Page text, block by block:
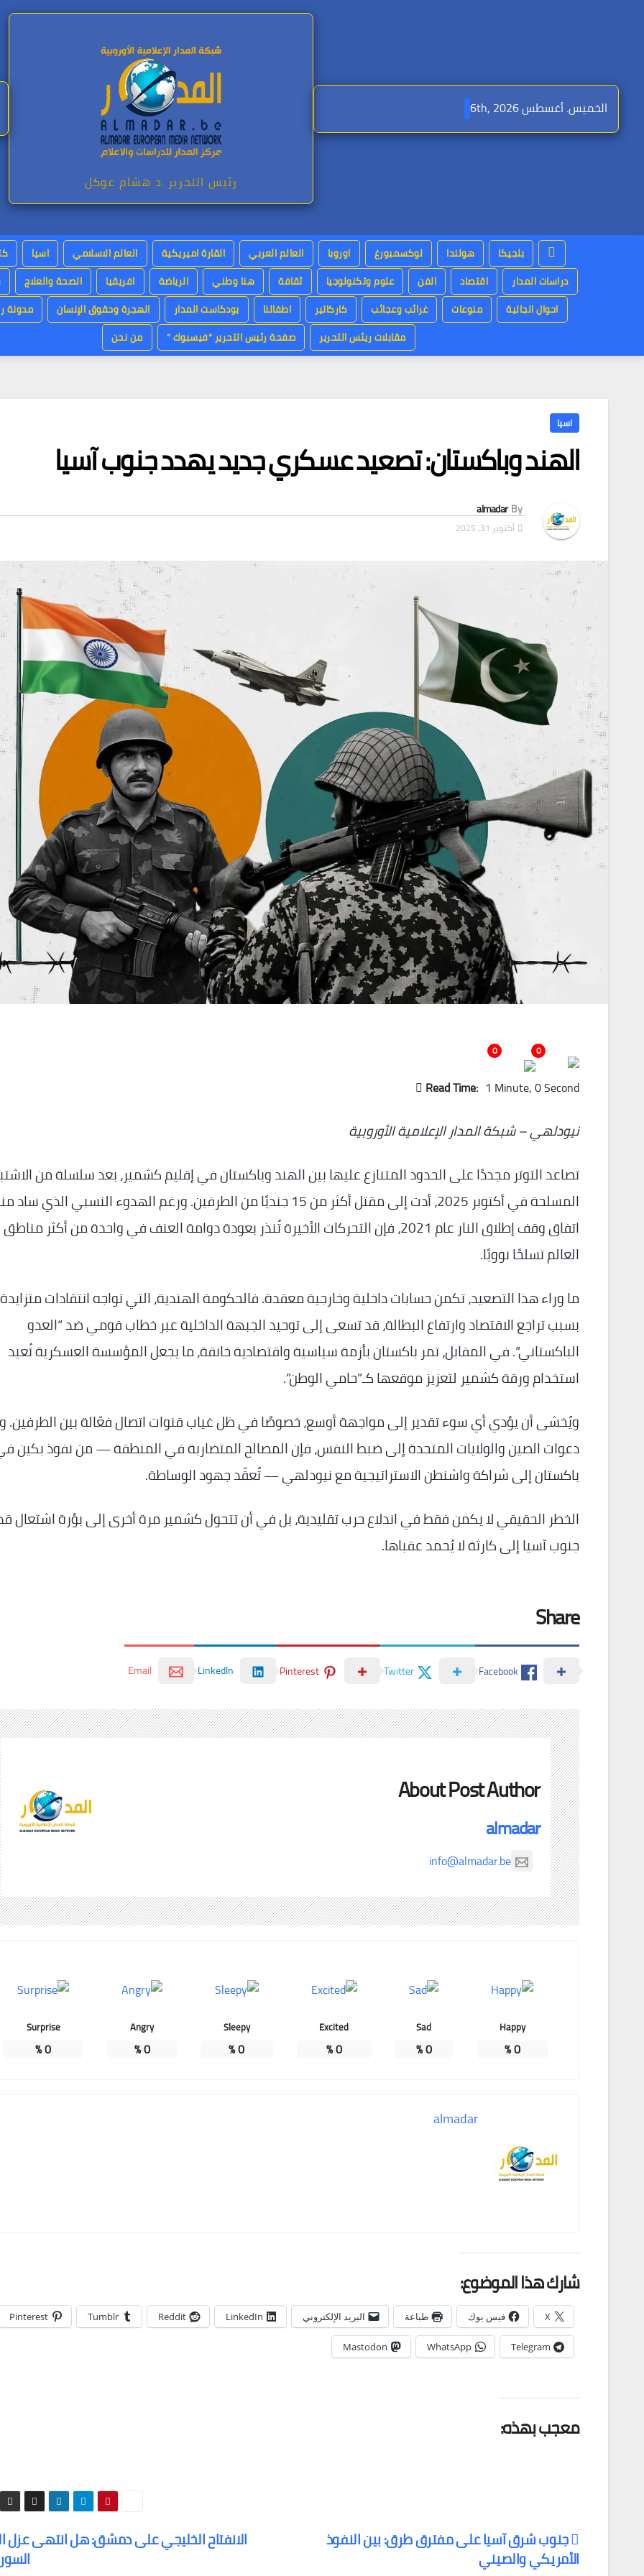
الخميس. أغسطس 6th, 2026
رئيس التحرير .د هشام عوكل
بلجيكا هولندا لوكسمبورغ اوروبا العالم العربي القارة اميريكية العالم الاسلامي اسيا
دراسات المدار
اقتصاد الفن علوم وتكنولوجيا ثقافة هنا وطني الرياضة افريقيا الصحة والعلاج
احوال الجالية
منوعات غرائب وعجائب كاركاتير اطفالنا بودكاست المدار الهجرة وحقوق الإنسان
مدونة
مقابلات ريئس التحرير
صفحة رئيس التحرير “فيسبوك “ من نحن
اسيا
الهند وباكستان: تصعيد عسكري جديد يهدد جنوب آسيا
By
almadar
أكتوبر 31, 2025
0
0
Read Time: 1 Minute, 0 Second
نيودلهي – شبكة المدار الإعلامية الأوروبية
تصاعد التوتر مجددًا على الحدود المتنازع عليها بين الهند وباكستان في إقليم كشمير، بعد سلسلة من
المسلحة في أكتوبر 2025، أدت إلى مقتل أكثر من 15 جنديًا من الطرفين. ورغم الهدوء النسبي الذي ساد
اتفاق وقف إطلاق النار عام 2021، فإن التحركات الأخيرة تُنذر بعودة دوامة العنف في واحدة من أكثر مناطق
العالم تسلحًا نوويًا.
ما وراء هذا التصعيد، تكمن حسابات داخلية وخارجية معقدة. فالحكومة الهندية، التي تواجه انتقادات متزايدة
بسبب تراجع الاقتصاد وارتفاع البطالة، قد تسعى إلى توحيد الجبهة الداخلية عبر خطاب قومي ضد “العدو
الباكستاني”. في المقابل، تمر باكستان بأزمة سياسية واقتصادية خانقة، ما يجعل المؤسسة العسكرية تُعيد
استخدام ورقة كشمير لتعزيز موقعها كـ”حامي الوطن”.
ويُخشى أن يؤدي أي سوء تقدير إلى مواجهة أوسع، خصوصًا في ظل غياب قنوات اتصال فعّالة بين الطرفين.
دعوات الصين والولايات المتحدة إلى ضبط النفس، فإن المصالح المتضاربة في المنطقة — من نفوذ بكين
باكستان إلى شراكة واشنطن الاستراتيجية مع نيودلهي — تُعقّد جهود الوساطة.
الخطر الحقيقي لا يكمن فقط في اندلاع حرب تقليدية، بل في أن تتحول كشمير مرة أخرى إلى بؤرة اشتعال
جنوب آسيا إلى كارثة لا يُحمد عقباها.
Share
Facebook
Twitter
Pinterest
LinkedIn
Email
About Post Author
almadar
info@almadar.be
Happy
0
%
Sad
0
%
Excited
0
%
Sleepy
0
%
Angry
0
%
Surprise
0
%
almadar
شارك هذا الموضوع:
X فيس بوك طباعة البريد الإلكتروني LinkedIn
Reddit
Tumblr
Pinterest
Telegram
WhatsApp
Mastodon
معجب بهذه:
الانفتاح الخليجي على دمشق: هل انتهى عزل جنوب شرق آسيا على مفترق طرق: بين النفوذ
الأمريكي والصيني